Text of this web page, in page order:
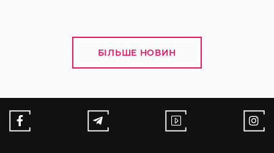
БІЛЬШЕ НОВИН